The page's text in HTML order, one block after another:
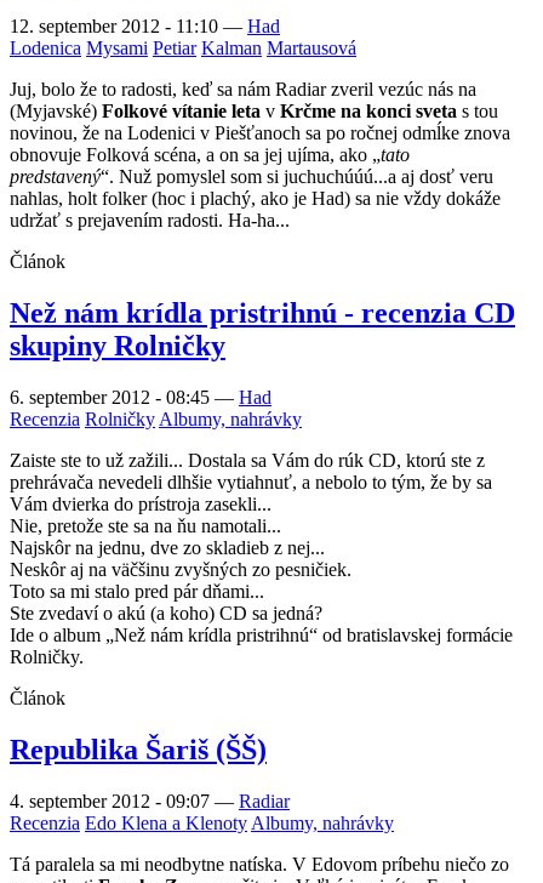
12. september 2012 - 11:10 — Had
Lodenica Mysami Petiar Kalman Martausová
Juj, bolo že to radosti, keď sa nám Radiar zveril vezúc nás na
(Myjavské) Folkové vítanie leta v Krčme na konci sveta s tou
novinou, že na Lodenici v Piešťanoch sa po ročnej odmĺke znova
obnovuje Folková scéna, a on sa jej ujíma, ako „tato
predstavený“. Nuž pomyslel som si juchuchúúú...a aj dosť veru
nahlas, holt folker (hoc i plachý, ako je Had) sa nie vždy dokáže
udržať s prejavením radosti. Ha-ha...
Článok
Než nám krídla pristrihnú - recenzia CD
skupiny Rolničky
6. september 2012 - 08:45 — Had
Recenzia Rolničky Albumy, nahrávky
Zaiste ste to už zažili... Dostala sa Vám do rúk CD, ktorú ste z
prehrávača nevedeli dlhšie vytiahnuť, a nebolo to tým, že by sa
Vám dvierka do prístroja zasekli...
Nie, pretože ste sa na ňu namotali...
Najskôr na jednu, dve zo skladieb z nej...
Neskôr aj na väčšinu zvyšných zo pesničiek.
Toto sa mi stalo pred pár dňami...
Ste zvedaví o akú (a koho) CD sa jedná?
Ide o album „Než nám krídla pristrihnú“ od bratislavskej formácie
Rolničky.
Článok
Republika Šariš (ŠŠ)
4. september 2012 - 09:07 — Radiar
Recenzia Edo Klena a Klenoty Albumy, nahrávky
Tá paralela sa mi neodbytne natíska. V Edovom príbehu niečo zo